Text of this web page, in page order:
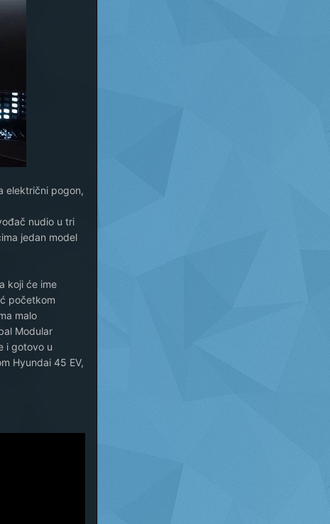
električni pogon,
nudio u tri
jedan model
koji će ime
početkom
malo
Modular
i gotovo u
Hyundai 45 EV,